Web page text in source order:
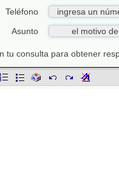
Teléfono
Asunto
tu consulta para obtener